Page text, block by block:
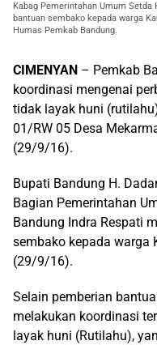
Kabag Pemerintahan Umum
bantuan sembako kepada warga
Humas Pemkab Bandung.
CIMENYAN – Pemkab
koordinasi mengenai
tidak layak huni
01/RW 05 Desa
(29/9/16).
Bupati Bandung H.
Bagian Pemerintahan
Bandung Indra Respati
sembako kepada warga
(29/9/16).
Selain pemberian
melakukan koordinasi
layak huni (Rutilahu),